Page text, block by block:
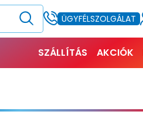
ÜGYFÉLSZOLGÁLAT
SZÁLLÍTÁS AKCIÓK